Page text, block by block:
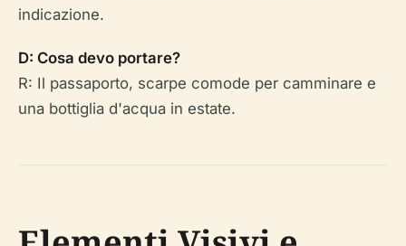
indicazione.
D: Cosa devo portare?
R: Il passaporto, scarpe comode per camminare e
una bottiglia d'acqua in estate.